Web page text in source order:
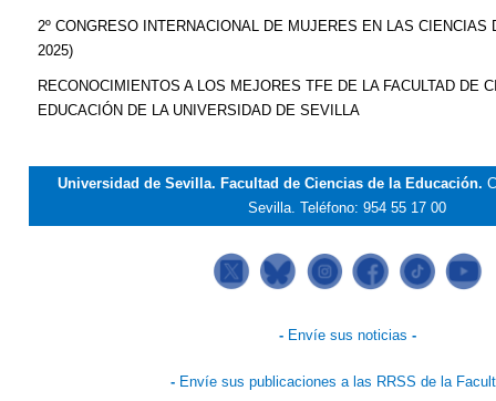
2º CONGRESO INTERNACIONAL DE MUJERES EN LAS CIENCIAS
2025)
RECONOCIMIENTOS A LOS MEJORES TFE DE LA FACULTAD DE
EDUCACIÓN DE LA UNIVERSIDAD DE SEVILLA
Universidad de Sevilla. Facultad de Ciencias de la Educación.
Sevilla.Teléfono: 954 55 17 00
- Envíe sus noticias -
- Envíe sus publicaciones a las RRSS de la